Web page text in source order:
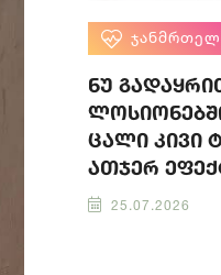
ნუ
ცალი კივი
ათჯერ
25.07.2026